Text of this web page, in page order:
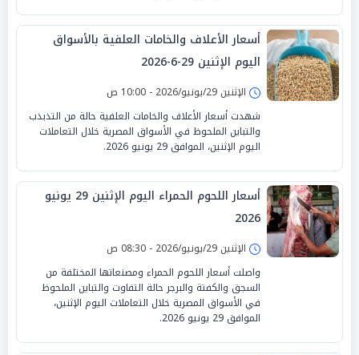
أسعار الأعلاف والخامات العلفية بالأسواق
اليوم الإثنين 29-6-2026
الإثنين 29/يونيو/2026 - 10:00 ص
شهدت أسعار الأعلاف والخامات العلفية حالة من التذبذب
والتباين الملحوظ في الأسواق المصرية خلال التعاملات
اليوم الإثنين، الموافق 29 يونيو 2026.
أسعار اللحوم الحمراء اليوم الإثنين 29 يونيو
2026
الإثنين 29/يونيو/2026 - 08:30 ص
واصلت أسعار اللحوم الحمراء ومصنعاتها المختلفة من
السجق والكفتة والبرجر حالة التفاوت والتباين الملحوظ
في الأسواق المصرية خلال التعاملات اليوم الإثنين،
الموافق 29 يونيو 2026.